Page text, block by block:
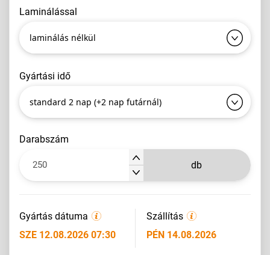
laminálással
laminálás nélkül
gyártási idő
standard 2 nap (+2 nap futárnál)
darabszám
db
Gyártás dátuma
SZE 12.08.2026 07:30
Szállítás
PÉN 14.08.2026